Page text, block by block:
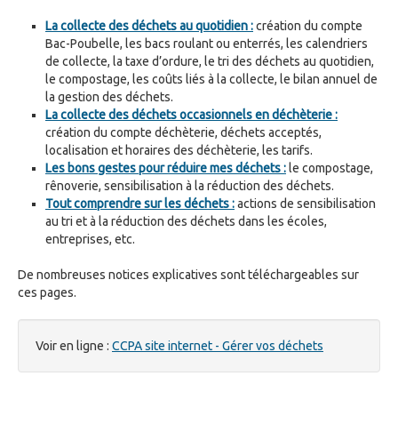
La collecte des déchets au quotidien :création du compte
Bac-Poubelle, les bacs roulant ou enterrés, les calendriers
de collecte, la taxe d’ordure, le tri des déchets au quotidien,
le compostage, les coûts liés à la collecte, le bilan annuel de
la gestion des déchets.
La collecte des déchets occasionnels en déchèterie :
création du compte déchèterie, déchets acceptés,
localisation et horaires des déchèterie, les tarifs.
Les bons gestes pour réduire mes déchets : le compostage,
rênoverie, sensibilisation à la réduction des déchets.
Tout comprendre sur les déchets :actions de sensibilisation
au tri et à la réduction des déchets dans les écoles,
entreprises, etc.
De nombreuses notices explicatives sont téléchargeables sur
ces pages.
Voir en ligne : CCPA site internet - Gérer vos déchets